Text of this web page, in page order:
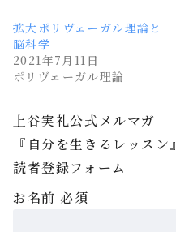
拡大ポリヴェーガル理論と
脳科学
2021年7月11日
ポリヴェーガル理論
上谷実礼公式メルマガ
『自分を生きるレッスン』
読者登録フォーム
お名前必須